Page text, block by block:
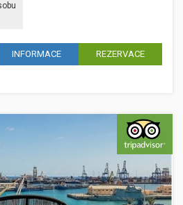
INFORMACE REZERVACE